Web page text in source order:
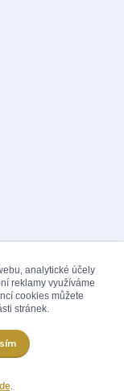
analytické účely
reklamy využíváme
cookies můžete
stránek.
.